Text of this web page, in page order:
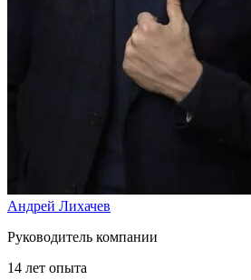
Андрей Лихачев
Руководитель компании
14 лет опыта